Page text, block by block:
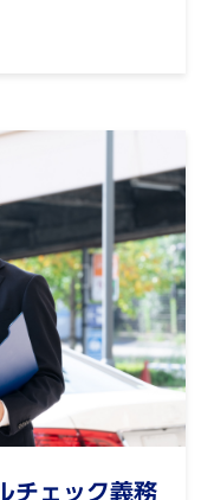
チェック義務